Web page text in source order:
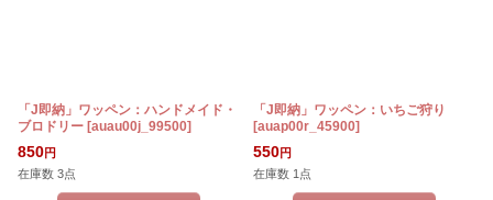
「J即納」ワッペン：ハンドメイド・
ブロドリー [auau00j_99500]
850円
在庫数 3点
「J即納」ワッペン：いちご狩り
[auap00r_45900]
550円
在庫数 1点